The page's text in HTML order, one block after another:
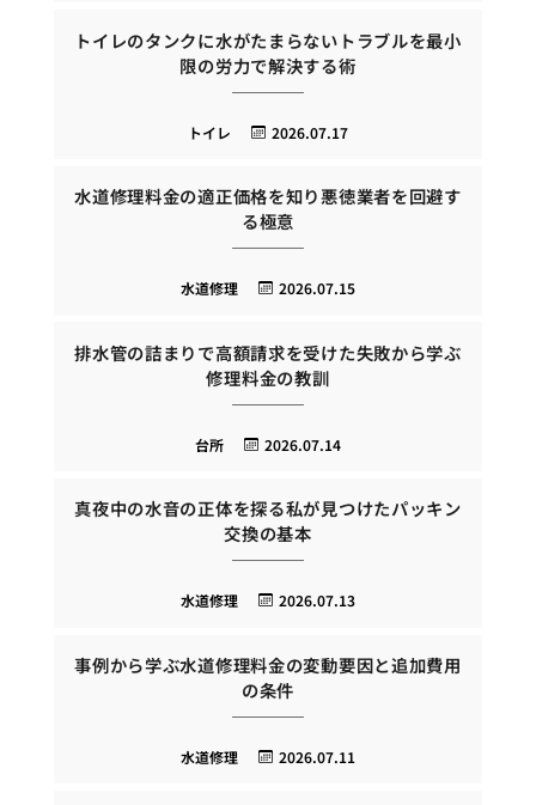
トイレのタンクに水がたまらないトラブルを最小
限の労力で解決する術
2026.07.17
トイレ
水道修理料金の適正価格を知り悪徳業者を回避す
る極意
2026.07.15
水道修理
排水管の詰まりで高額請求を受けた失敗から学ぶ
修理料金の教訓
2026.07.14
台所
真夜中の水音の正体を探る私が見つけたパッキン
交換の基本
2026.07.13
水道修理
事例から学ぶ水道修理料金の変動要因と追加費用
の条件
2026.07.11
水道修理